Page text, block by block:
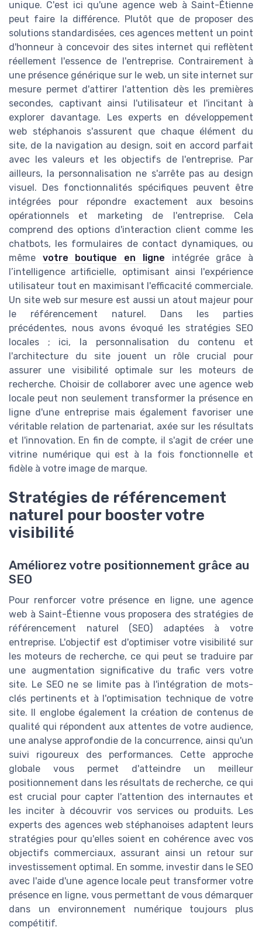
unique. C'est ici qu'une agence web à Saint-Étienne
peut faire la différence. Plutôt que de proposer des
solutions standardisées, ces agences mettent un point
d'honneur à concevoir des sites internet qui reflètent
réellement l'essence de l'entreprise. Contrairement à
une présence générique sur le web, un site internet sur
mesure permet d'attirer l'attention dès les premières
secondes, captivant ainsi l'utilisateur et l'incitant à
explorer davantage. Les experts en développement
web stéphanois s'assurent que chaque élément du
site, de la navigation au design, soit en accord parfait
avec les valeurs et les objectifs de l'entreprise. Par
ailleurs, la personnalisation ne s'arrête pas au design
visuel. Des fonctionnalités spécifiques peuvent être
intégrées pour répondre exactement aux besoins
opérationnels et marketing de l'entreprise. Cela
comprend des options d'interaction client comme les
chatbots, les formulaires de contact dynamiques, ou
même votre boutique en ligne intégrée grâce à
l’intelligence artificielle, optimisant ainsi l'expérience
utilisateur tout en maximisant l'efficacité commerciale.
Un site web sur mesure est aussi un atout majeur pour
le référencement naturel. Dans les parties
précédentes, nous avons évoqué les stratégies SEO
locales ; ici, la personnalisation du contenu et
l'architecture du site jouent un rôle crucial pour
assurer une visibilité optimale sur les moteurs de
recherche. Choisir de collaborer avec une agence web
locale peut non seulement transformer la présence en
ligne d'une entreprise mais également favoriser une
véritable relation de partenariat, axée sur les résultats
et l'innovation. En fin de compte, il s'agit de créer une
vitrine numérique qui est à la fois fonctionnelle et
fidèle à votre image de marque.
Stratégies de référencement
naturel pour booster votre
visibilité
Améliorez votre positionnement grâce au
SEO
Pour renforcer votre présence en ligne, une agence
web à Saint-Étienne vous proposera des stratégies de
référencement naturel (SEO) adaptées à votre
entreprise. L'objectif est d'optimiser votre visibilité sur
les moteurs de recherche, ce qui peut se traduire par
une augmentation significative du trafic vers votre
site. Le SEO ne se limite pas à l'intégration de mots-
clés pertinents et à l'optimisation technique de votre
site. Il englobe également la création de contenus de
qualité qui répondent aux attentes de votre audience,
une analyse approfondie de la concurrence, ainsi qu'un
suivi rigoureux des performances. Cette approche
globale vous permet d'atteindre un meilleur
positionnement dans les résultats de recherche, ce qui
est crucial pour capter l'attention des internautes et
les inciter à découvrir vos services ou produits. Les
experts des agences web stéphanoises adaptent leurs
stratégies pour qu'elles soient en cohérence avec vos
objectifs commerciaux, assurant ainsi un retour sur
investissement optimal. En somme, investir dans le SEO
avec l'aide d'une agence locale peut transformer votre
présence en ligne, vous permettant de vous démarquer
dans un environnement numérique toujours plus
compétitif.